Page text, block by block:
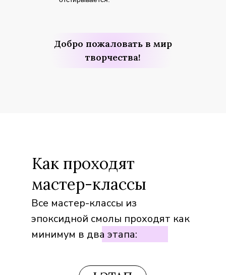
Добро пожаловать в мир
творчества!
Все мастер-классы из
эпоксидной смолы проходят как
минимум в два этапа:
Как проходят
мастер-классы